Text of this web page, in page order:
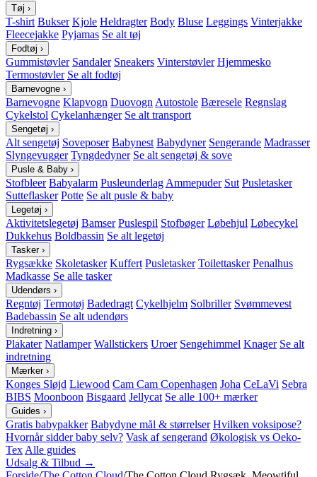
Tøj ›
T-shirt Bukser Kjole Heldragter Body Bluse Leggings Vinterjakke
Fleecejakke Pyjamas Se alt tøj
Fodtøj ›
Gummistøvler Sandaler Sneakers Vinterstøvler Hjemmesko
Termostøvler Se alt fodtøj
Barnevogne ›
Barnevogne Klapvogn Duovogn Autostole Bæresele Regnslag
Cykelstol Cykelanhænger Se alt transport
Sengetøj ›
Alt sengetøj Soveposer Babynest Babydyner Sengerande Madrasser
Slyngevugger Tyngdedyner Se alt sengetøj & sove
Pusle & Baby ›
Stofbleer Babyalarm Pusleunderlag Ammepuder Sut Pusletasker
Sutteflasker Potte Se alt pusle & baby
Legetøj ›
Aktivitetslegetøj Bamser Puslespil Stofbøger Løbehjul Løbecykel
Dukkehus Boldbassin Se alt legetøj
Tasker ›
Rygsække Skoletasker Kuffert Pusletasker Toilettasker Penalhus
Madkasse Se alle tasker
Udendørs ›
Regntøj Termotøj Badedragt Cykelhjelm Solbriller Svømmevest
Badebassin Se alt udendørs
Indretning ›
Plakater Natlamper Wallstickers Uroer Sengehimmel Knager Se alt
indretning
Mærker ›
Konges Sløjd Liewood Cam Cam Copenhagen Joha CeLaVi Sebra
BIBS Moonboon Bisgaard Jellycat Se alle 100+ mærker
Guides ›
Gratis babypakker Babydyne mål & størrelser Hvilken voksipose?
Hvornår sidder baby selv? Vask af sengerand Økologisk vs Oeko-
Tex Alle guides
Udsalg & Tilbud →